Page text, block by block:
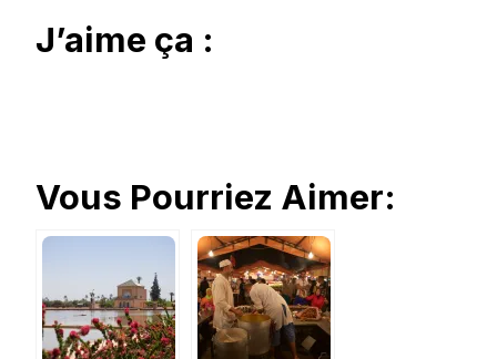
J’aime ça :
Vous Pourriez Aimer: